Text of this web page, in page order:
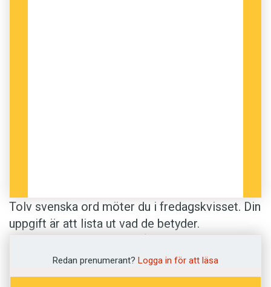
Tolv svenska ord möter du i fredagskvisset. Din
uppgift är att lista ut vad de betyder.
Akademiens ordlista. Lycka till med kvissandet!
Redan prenumerant? Logga in för att läsa